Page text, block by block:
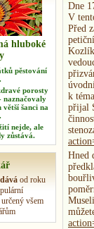
hluboké
pěstování
porosty
naznačovaly
šanci na
nejde, ale
zůstává.
od roku
všem
Dne
V
Před
Kozlík
k
přijal
Hned